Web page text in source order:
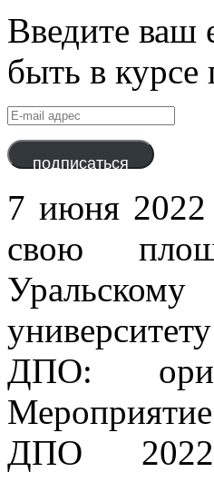
Введите ваш
быть в курсе
E-
mail
адрес
подписаться
7 июня 2022
свою
ДПО:
ДПО